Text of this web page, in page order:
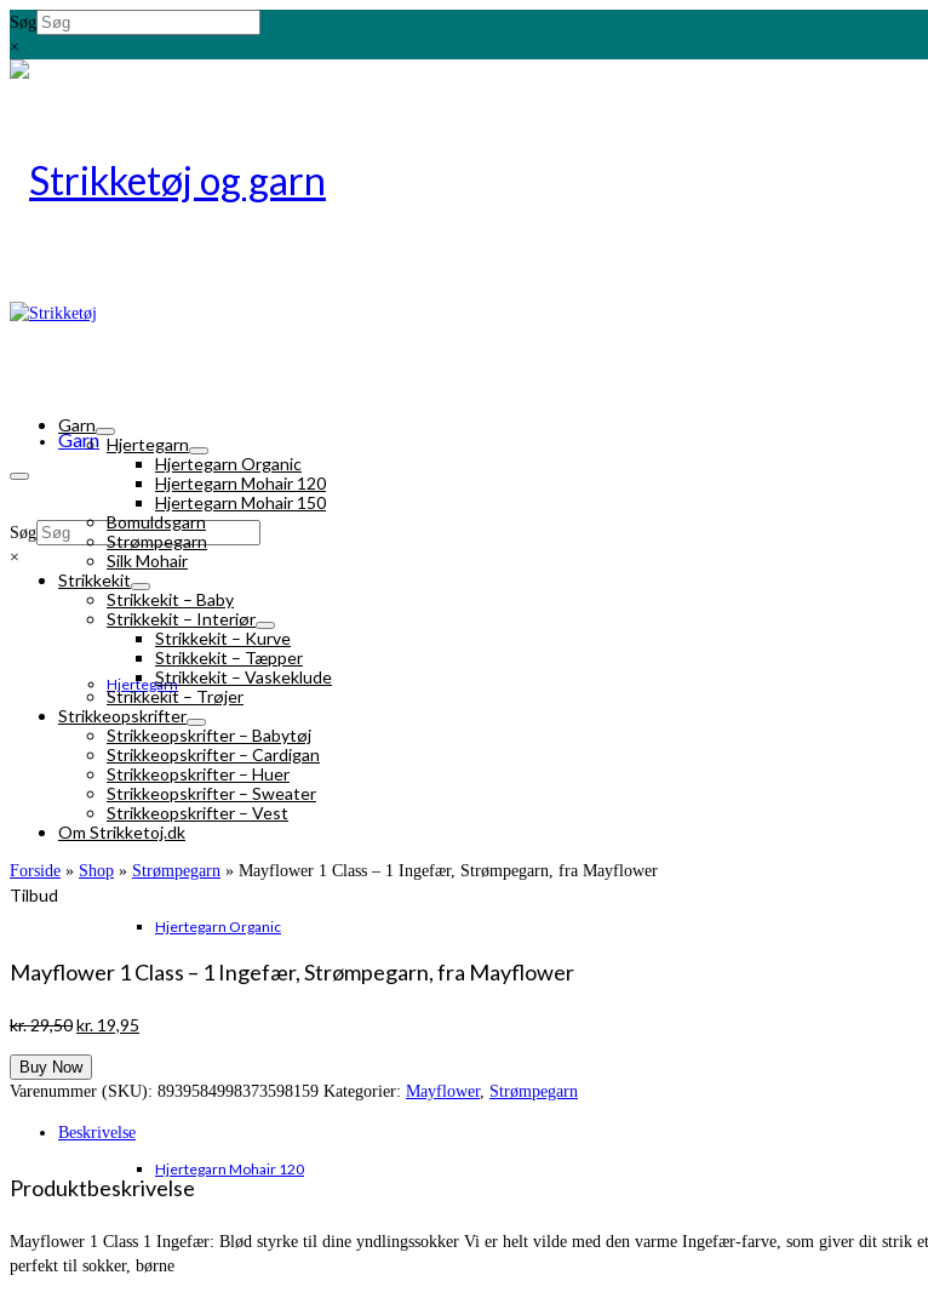
Søg
×
Garn
Hjertegarn
Hjertegarn Organic
Hjertegarn Mohair 120
Søg
×
Garn
Hjertegarn
Hjertegarn Organic
Hjertegarn Mohair 120
Hjertegarn Mohair 150
Bomuldsgarn
Strømpegarn
Silk Mohair
Strikkekit
Strikkekit – Baby
Strikkekit – Interiør
Strikkekit – Kurve
Strikkekit – Tæpper
Strikkekit – Vaskeklude
Strikkekit – Trøjer
Strikkeopskrifter
Strikkeopskrifter – Babytøj
Strikkeopskrifter – Cardigan
Strikkeopskrifter – Huer
Strikkeopskrifter – Sweater
Strikkeopskrifter – Vest
Om Strikketoj.dk
Forside » Shop » Strømpegarn » Mayflower 1 Class – 1 Ingefær, Strømpegarn, fra Mayflower
Tilbud
Mayflower 1 Class – 1 Ingefær, Strømpegarn, fra Mayflower
kr.29,50Den
pris
var:
kr. 19,95
er:
Buy Now
Varenummer (SKU): 8939584998373598159 Kategorier: Mayflower, Strømpegarn
Beskrivelse
Produktbeskrivelse
Mayflower 1 Class 1 Ingefær: Blød styrke til dine yndlingssokker Vi er helt vilde med den varme Ingefær-farve, som giver dit strik
perfekt til sokker, børne